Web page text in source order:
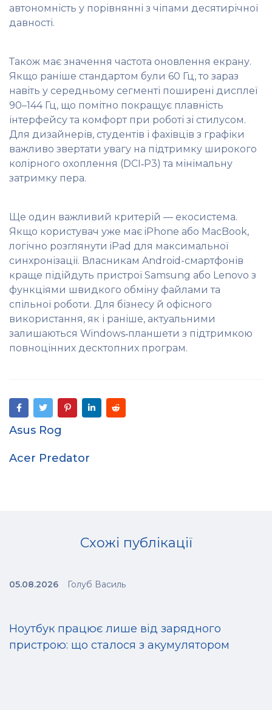
автономність у порівнянні з чіпами десятирічної
давності.
Також має значення частота оновлення екрану.
Якщо раніше стандартом були 60 Гц, то зараз
навіть у середньому сегменті поширені дисплеї
90–144 Гц, що помітно покращує плавність
інтерфейсу та комфорт при роботі зі стилусом.
Для дизайнерів, студентів і фахівців з графіки
важливо звертати увагу на підтримку широкого
колірного охоплення (DCI‑P3) та мінімальну
затримку пера.
Ще один важливий критерій — екосистема.
Якщо користувач уже має iPhone або MacBook,
логічно розглянути iPad для максимальної
синхронізації. Власникам Android-смартфонів
краще підійдуть пристрої Samsung або Lenovo з
функціями швидкого обміну файлами та
спільної роботи. Для бізнесу й офісного
використання, як і раніше, актуальними
залишаються Windows‑планшети з підтримкою
повноцінних десктопних програм.
Asus Rog
Acer Predator
Схожі публікації
Ноутбук працює лише від зарядного
пристрою: що сталося з акумулятором
05.08.2026 Голуб Василь